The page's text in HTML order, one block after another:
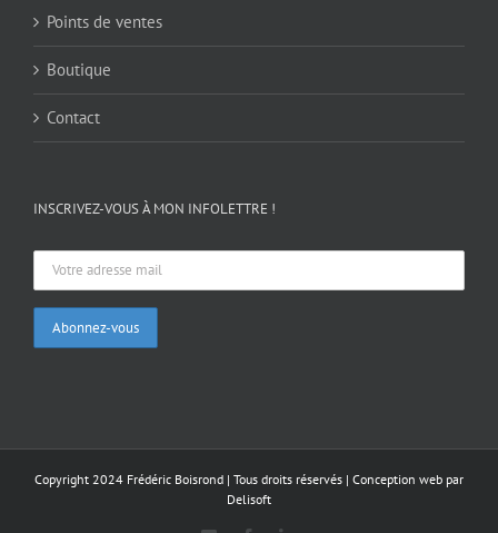
Points de ventes
Boutique
Contact
INSCRIVEZ-VOUS À MON INFOLETTRE !
Copyright 2024 Frédéric Boisrond | Tous droits réservés | Conception web par
Delisoft